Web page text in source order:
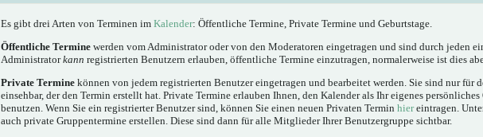
Es gibt drei Arten von Terminen im Kalender: Öffentliche Termine, Private Termine und Geburtstage.
Öffentliche Termine werden vom Administrator oder von den Moderatoren eingetragen und sind durch jeden
Administratorkann registrierten Benutzern erlauben, öffentliche Termine einzutragen, normalerweise ist dies
Private Termine können von jedem registrierten Benutzer eingetragen und bearbeitet werden. Sie sind nur für
einsehbar, der den Termin erstellt hat. Private Termine erlauben Ihnen, den Kalender als Ihr eigenes
benutzen. Wenn Sie ein registrierter Benutzer sind, können Sie einen neuen Privaten Termin hiereintragen.
auch private Gruppentermine erstellen. Diese sind dann für alle Mitglieder Ihrer Benutzergruppe sichtbar.